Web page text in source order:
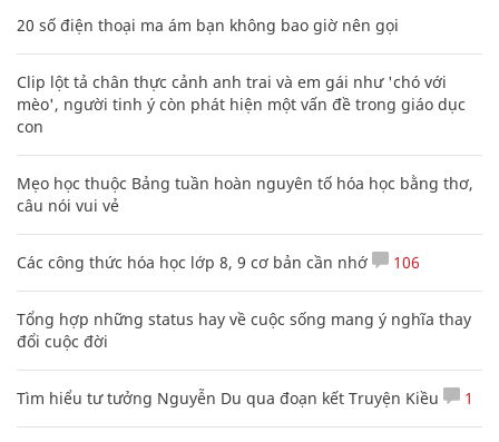
20 số điện thoại ma ám bạn không bao giờ nên gọi
Clip lột tả chân thực cảnh anh trai và em gái như 'chó với
mèo', người tinh ý còn phát hiện một vấn đề trong giáo dục
con
Mẹo học thuộc Bảng tuần hoàn nguyên tố hóa học bằng thơ,
câu nói vui vẻ
Các công thức hóa học lớp 8, 9 cơ bản cần nhớ 106
Tổng hợp những status hay về cuộc sống mang ý nghĩa thay
đổi cuộc đời
Tìm hiểu tư tưởng Nguyễn Du qua đoạn kết Truyện Kiều 1